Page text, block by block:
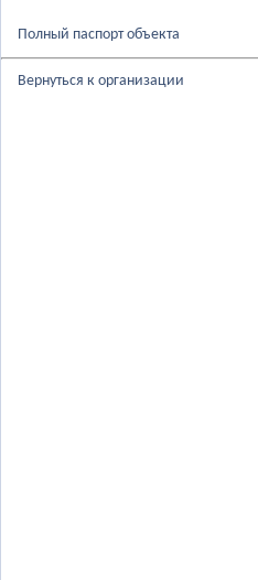
Полный паспорт объекта
Вернуться к организации